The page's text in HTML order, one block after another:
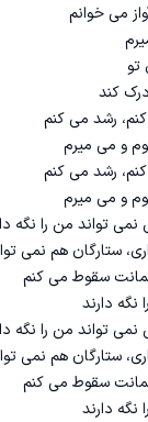
می خوانم
تو
کند
رشد می کنم
و می میرم
رشد می کنم
و می میرم
تواند من را نگه
ستارگان هم نمی
سقوط می کنم
دارند
تواند من را نگه
ستارگان هم نمی
سقوط می کنم
دارند